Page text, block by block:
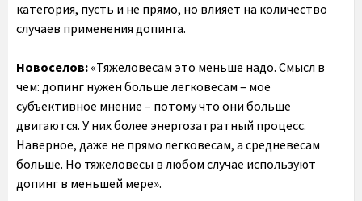
категория, пусть и не прямо, но влияет на количество
случаев применения допинга.
Новоселов: «Тяжеловесам это меньше надо. Смысл в
чем: допинг нужен больше легковесам – мое
субъективное мнение – потому что они больше
двигаются. У них более энергозатратный процесс.
Наверное, даже не прямо легковесам, а средневесам
больше. Но тяжеловесы в любом случае используют
допинг в меньшей мере».